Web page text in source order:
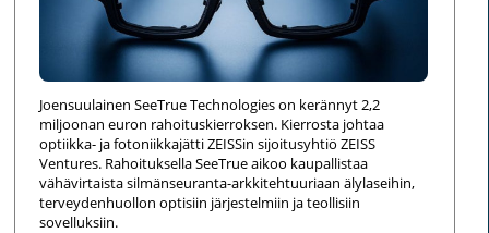
Joensuulainen SeeTrue Technologies on kerännyt 2,2
miljoonan euron rahoituskierroksen. Kierrosta johtaa
optiikka- ja fotoniikkajätti ZEISSin sijoitusyhtiö ZEISS
Ventures. Rahoituksella SeeTrue aikoo kaupallistaa
vähävirtaista silmänseuranta-arkkitehtuuriaan älylaseihin,
terveydenhuollon optisiin järjestelmiin ja teollisiin
sovelluksiin.